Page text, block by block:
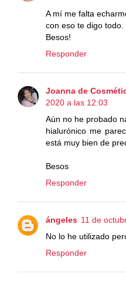
A mí me falta
con eso te digo todo.
Besos!
Responder
Joanna de
2020 a las 12:03
Aún no he probado
hialurónico me
está muy bien de
Besos
Responder
ángeles 11 de
No lo he utilizado
Responder